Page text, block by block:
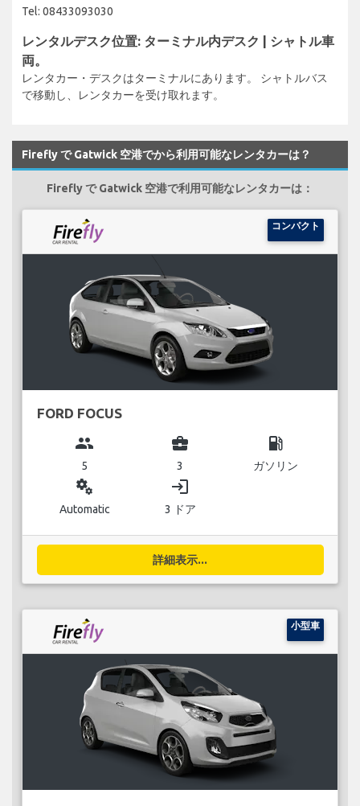
Tel: 08433093030
レンタルデスク位置: ターミナル内デスク | シャトル車
両。
レンタカー・デスクはターミナルにあります。 シャトルバス
で移動し、レンタカーを受け取れます。
Firefly で Gatwick 空港でから利用可能なレンタカーは？
Firefly で Gatwick 空港で利用可能なレンタカーは：
コンパクト
FORD FOCUS
group
5
business_center
3
local_gas_station
ガソリン
miscellaneous_services
Automatic
login
3 ドア
詳細表示...
小型車